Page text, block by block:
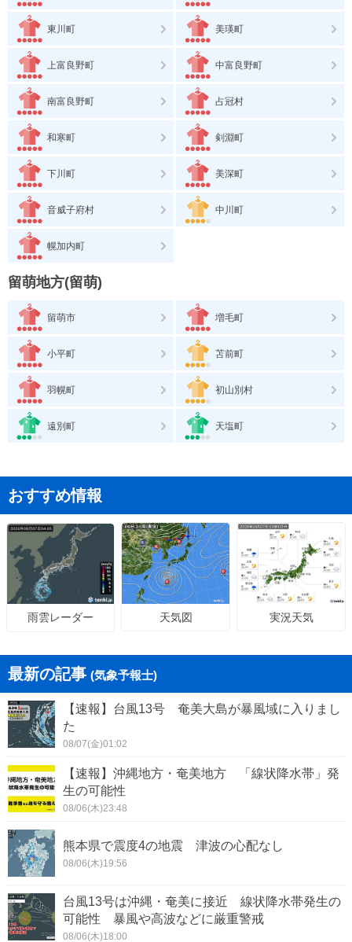
東川町 美瑛町
上富良野町 中富良野町
南富良野町 占冠村
和寒町 剣淵町
下川町 美深町
音威子府村 中川町
幌加内町
留萌地方(留萌)
留萌市 増毛町
小平町 苫前町
羽幌町 初山別村
遠別町 天塩町
おすすめ情報
雨雲レーダー 天気図 実況天気
最新の記事 (気象予報士)
【速報】台風13号 奄美大島が暴風域に入りまし
た
08/07(金)01:02
【速報】沖縄地方・奄美地方 「線状降水帯」発
生の可能性
08/06(木)23:48
熊本県で震度4の地震 津波の心配なし
08/06(木)19:56
台風13号は沖縄・奄美に接近 線状降水帯発生の
可能性 暴風や高波などに厳重警戒
08/06(木)18:00